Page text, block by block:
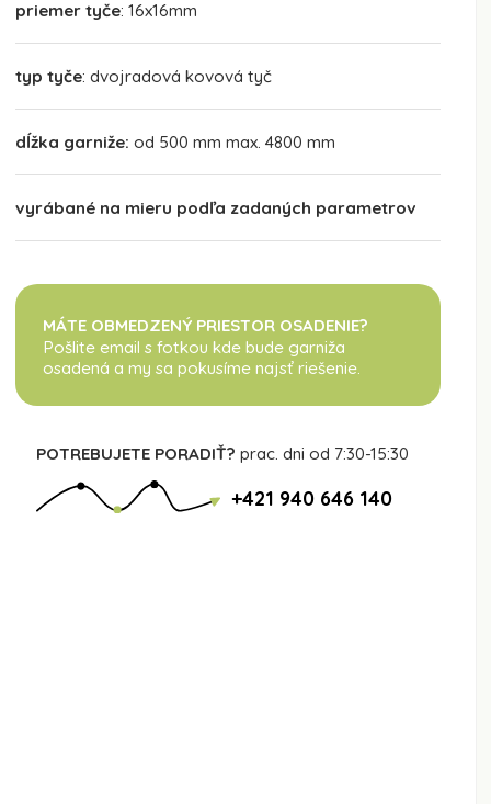
priemer tyče: 16x16mm
typ tyče: dvojradová kovová tyč
dĺžka garniže: od 500 mm max. 4800 mm
vyrábané na mieru podľa zadaných parametrov
MÁTE OBMEDZENÝ PRIESTOR OSADENIE?
Pošlite email s fotkou kde bude garniža
osadená a my sa pokusíme najsť riešenie.
POTREBUJETE PORADIŤ?prac. dni od 7:30-15:30
+421 940 646 140